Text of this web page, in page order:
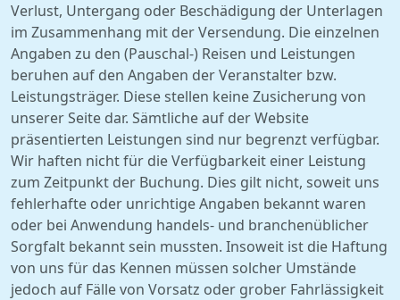
Verlust, Untergang oder Beschädigung der Unterlagen
im Zusammenhang mit der Versendung. Die einzelnen
Angaben zu den (Pauschal-) Reisen und Leistungen
beruhen auf den Angaben der Veranstalter bzw.
Leistungsträger. Diese stellen keine Zusicherung von
unserer Seite dar. Sämtliche auf der Website
präsentierten Leistungen sind nur begrenzt verfügbar.
Wir haften nicht für die Verfügbarkeit einer Leistung
zum Zeitpunkt der Buchung. Dies gilt nicht, soweit uns
fehlerhafte oder unrichtige Angaben bekannt waren
oder bei Anwendung handels- und branchenüblicher
Sorgfalt bekannt sein mussten. Insoweit ist die Haftung
von uns für das Kennen müssen solcher Umstände
jedoch auf Fälle von Vorsatz oder grober Fahrlässigkeit